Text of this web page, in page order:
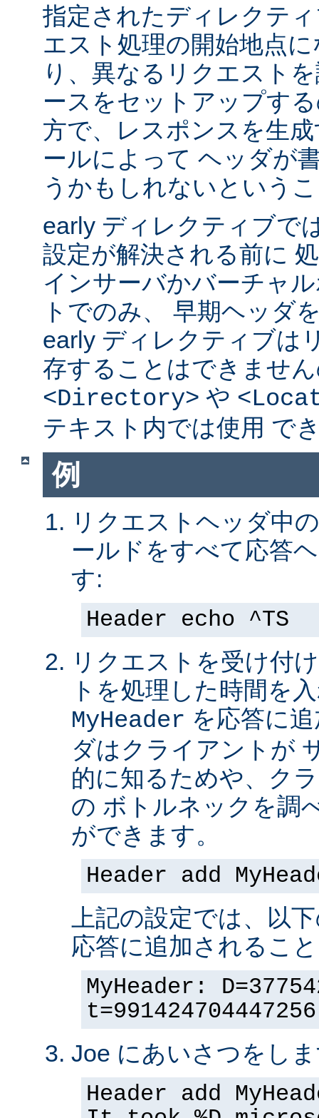
指定されたディレクテ
エスト処理の開始地点
り、異なるリクエスト
ースをセットアップす
方で、レスポンスを生
ールによって ヘッダが
うかもしれないという
early ディレクティブで
設定が解決される前に
インサーバかバーチャ
トでのみ、 早期ヘッダ
early ディレクティブは
存することはできませ
<Directory> や
テキスト内では使用 で
例
リクエストヘッダ中
ールドをすべて応答
す:
Header echo ^TS
リクエストを受け付
トを処理した時間を
MyHeader を応答に
ダはクライアントが
的に知るためや、ク
の ボトルネックを調
ができます。
Header add
上記の設定では、以
応答に追加されるこ
MyHeader:
t=991424704447256
Joe にあいさつをし
Header add